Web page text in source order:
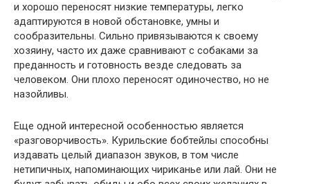
и хорошо переносят низкие температуры, легко
адаптируются в новой обстановке, умны и
сообразительны. Сильно привязываются к своему
хозяину, часто их даже сравнивают с собаками за
преданность и готовность везде следовать за
человеком. Они плохо переносят одиночество, но не
назойливы.
Еще одной интересной особенностью является
«разговорчивость». Курильские бобтейлы способны
издавать целый диапазон звуков, в том числе
нетипичных, напоминающих чириканье или лай. Они не